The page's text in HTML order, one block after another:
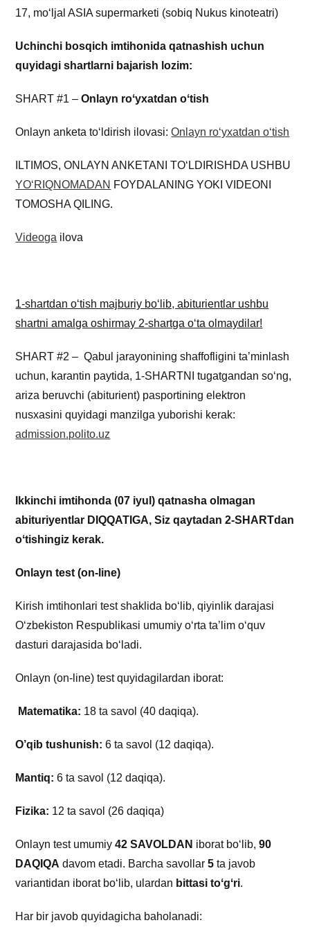
17, moʻljal ASIA supermarketi (sobiq Nukus kinoteatri)
Uchinchi bosqich imtihonida qatnashish uchun
quyidagi shartlarni bajarish lozim:
SHART #1 – Onlayn roʻyxatdan oʻtish
Onlayn anketa toʻldirish ilovasi:Onlayn roʻyxatdan oʻtish
ILTIMOS, ONLAYN ANKETANI TOʻLDIRISHDA USHBU
YOʻRIQNOMADAN FOYDALANING YOKI VIDEONI
TOMOSHA QILING.
Videoga ilova
1-shartdan oʻtish majburiy boʻlib, abiturientlar ushbu
shartni amalga oshirmay 2-shartga oʻta olmaydilar!
SHART #2 – Qabul jarayonining shaffofligini ta’minlash
uchun, karantin paytida, 1-SHARTNI tugatgandan soʻng,
ariza beruvchi (abiturient) pasportining elektron
nusxasini quyidagi manzilga yuborishi kerak:
admission.polito.uz
Ikkinchi imtihonda (07 iyul) qatnasha olmagan
abituriyentlar DIQQATIGA, Siz qaytadan 2-SHARTdan
oʻtishingiz kerak.
Onlayn test (on-line)
Kirish imtihonlari test shaklida boʻlib, qiyinlik darajasi
Oʻzbekiston Respublikasi umumiy oʻrta ta’lim oʻquv
dasturi darajasida boʻladi.
Onlayn (on-line) test quyidagilardan iborat:
Matematika: 18 ta savol (40 daqiqa).
O’qib tushunish:6 ta savol (12 daqiqa).
Mantiq:6 ta savol (12 daqiqa).
Fizika: 12 ta savol (26 daqiqa)
Onlayn test umumiy42 SAVOLDAN iborat boʻlib,90
DAQIQA davom etadi. Barcha savollar5 ta javob
variantidan iborat boʻlib, ulardan bittasi toʻgʻri.
Har bir javob quyidagicha baholanadi: